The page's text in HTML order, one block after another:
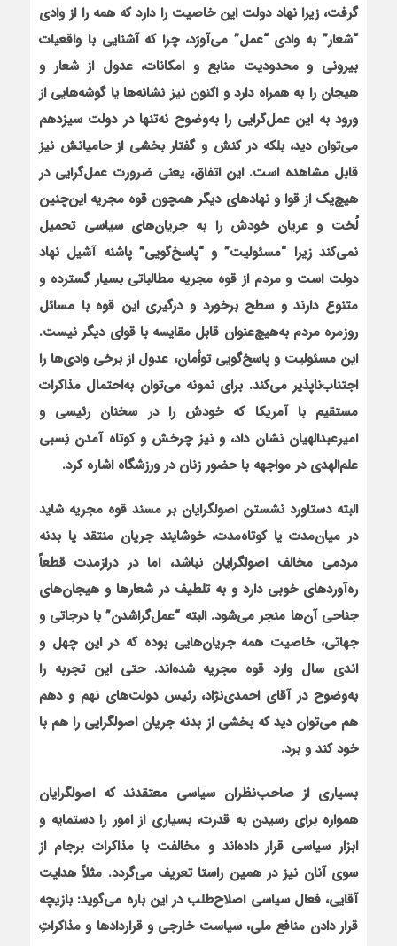
گرفت، زیرا نهاد دولت این خاصیت را دارد که همه را از وادی
“شعار” به وادی “عمل” می‌آورَد، چرا که آشنایی با واقعیات
بیرونی و محدودیت منابع و امکانات، عدول از شعار و
هیجان را به همراه دارد و اکنون نیز نشانه‌ها یا گوشه‌هایی از
ورود به این عمل‌گرایی را به‌وضوح نه‌تنها در دولت سیزدهم
می‌توان دید، بلکه در کنش و گفتار بخشی از حامیانش نیز
قابل مشاهده است. این اتفاق، یعنی ضرورت عمل‌گرایی در
هیچ‌یک از قوا و نهادهای دیگر همچون قوه مجریه این‌چنین
لُخت و عریان خودش را به جریان‌های سیاسی تحمیل
نمی‌کند زیرا “مسئولیت” و “پاسخ‌گویی” پاشنه آشیل نهاد
دولت است و مردم از قوه مجریه مطالباتی بسیار گسترده و
متنوع دارند و سطح برخورد و درگیری این قوه با مسائل
روزمره مردم به‌هیچ‌عنوان قابل‌ مقایسه با قوای دیگر نیست.
این مسئولیت و پاسخ‌گویی توأمان، عدول از برخی وادی‌ها را
اجتناب‌ناپذیر می‌کند. برای نمونه می‌توان به‌احتمال مذاکرات
مستقیم با آمریکا که خودش را در سخنان رئیسی و
امیرعبدالهیان نشان داد، و نیز چرخش و کوتاه آمدن نِسبی
علم‌الهدی در مواجهه با حضور زنان در ورزشگاه اشاره کرد.
البته دستاورد نشستن اصولگرایان بر مسند قوه مجریه شاید
در میان‌مدت یا کوتاه‌مدت، خوشایند جریان منتقد یا بدنه
مردمی مخالف اصولگرایان نباشد، اما در درازمدت قطعاً
ره‌آوردهای خوبی دارد و به تلطیف در شعارها و هیجان‌های
جناحی آن‌ها منجر می‌شود. البته “عمل‌گراشدن” با درجاتی و
جهاتی، خاصیت همه جریان‌هایی بوده که در این چهل و
اندی سال وارد قوه مجریه شده‌اند. حتی این تجربه را
به‌وضوح در آقای احمدی‌نژاد، رئیس دولت‌های نهم و دهم
هم می‌توان دید که بخشی از بدنه جریان اصولگرایی را هم با
خود کند و برد.
بسیاری از صاحب‌نظران سیاسی معتقدند که اصولگرایان
همواره برای رسیدن به قدرت، بسیاری از امور را دستمایه و
ابزار سیاسی قرار داده‌اند و مخالفت با مذاکرات برجام از
سوی آنان نیز در همین راستا تعریف می‌گردد. مثلاً هدایت
آقایی، فعال سیاسی اصلاح‌طلب در این باره می‌گوید: بازیچه
قرار دادن منافع ملی، سیاست خارجی و قراردادها و مذاکراتِ